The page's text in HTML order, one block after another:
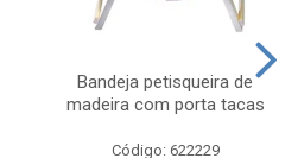
Bandeja petisqueira de
madeira com porta tacas
Código: 622229